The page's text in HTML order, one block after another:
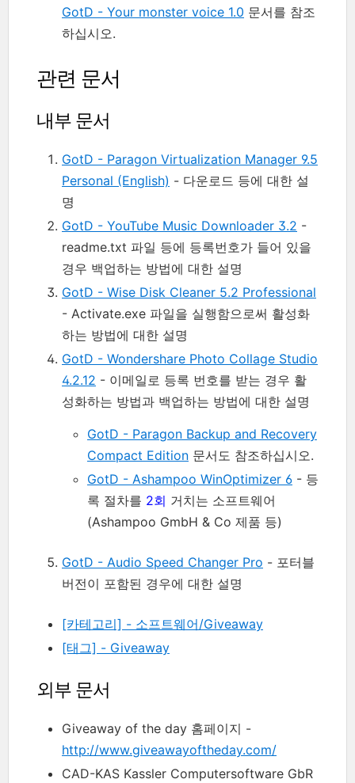
GotD - Your monster voice 1.0 문서를 참조
하십시오.
관련 문서
내부 문서
GotD - Paragon Virtualization Manager 9.5
Personal (English) - 다운로드 등에 대한 설
명
GotD - YouTube Music Downloader 3.2 -
readme.txt 파일 등에 등록번호가 들어 있을
경우 백업하는 방법에 대한 설명
GotD - Wise Disk Cleaner 5.2 Professional
- Activate.exe 파일을 실행함으로써 활성화
하는 방법에 대한 설명
GotD - Wondershare Photo Collage Studio
4.2.12 - 이메일로 등록 번호를 받는 경우 활
성화하는 방법과 백업하는 방법에 대한 설명
GotD - Paragon Backup and Recovery
Compact Edition 문서도 참조하십시오.
GotD - Ashampoo WinOptimizer 6 - 등
록 절차를 2회 거치는 소프트웨어
(Ashampoo GmbH & Co 제품 등)
GotD - Audio Speed Changer Pro - 포터블
버전이 포함된 경우에 대한 설명
[카테고리] - 소프트웨어/Giveaway
[태그] - Giveaway
외부 문서
Giveaway of the day 홈페이지 -
http://www.giveawayoftheday.com/
CAD-KAS Kassler Computersoftware GbR